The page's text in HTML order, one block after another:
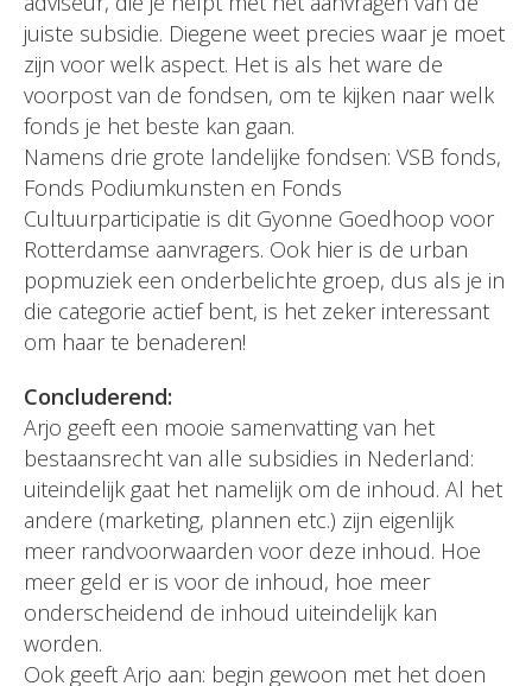
juiste subsidie. Diegene weet precies waar je moet
zijn voor welk aspect. Het is als het ware de
voorpost van de fondsen, om te kijken naar welk
fonds je het beste kan gaan.
Namens drie grote landelijke fondsen: VSB fonds,
Fonds Podiumkunsten en Fonds
Cultuurparticipatie is dit Gyonne Goedhoop voor
Rotterdamse aanvragers. Ook hier is de urban
popmuziek een onderbelichte groep, dus als je in
die categorie actief bent, is het zeker interessant
om haar te benaderen!
Concluderend:
Arjo geeft een mooie samenvatting van het
bestaansrecht van alle subsidies in Nederland:
uiteindelijk gaat het namelijk om de inhoud. Al het
andere (marketing, plannen etc.) zijn eigenlijk
meer randvoorwaarden voor deze inhoud. Hoe
meer geld er is voor de inhoud, hoe meer
onderscheidend de inhoud uiteindelijk kan
worden.
Ook geeft Arjo aan: begin gewoon met het doen